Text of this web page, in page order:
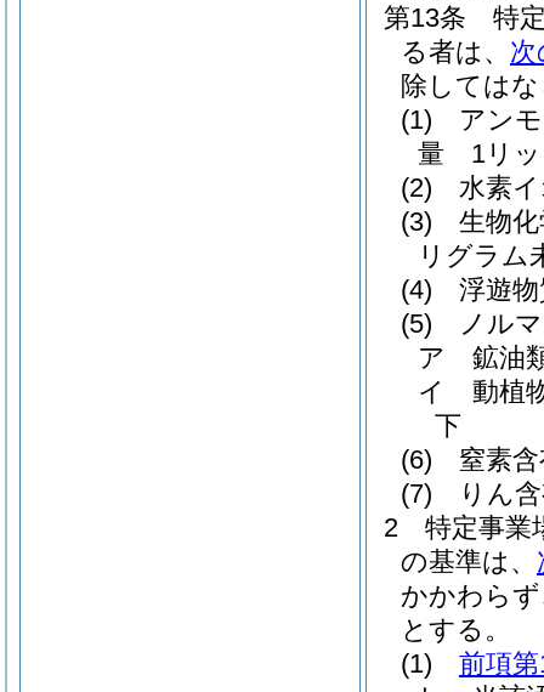
第13条
特
る者は、 次
除しては
(1)
アン
量 1リッ
(2)
水素
(3)
生物
リグラム
(4)
浮遊
(5)
ノル
ア
鉱油
イ
動植
下
(6)
窒素
(7)
りん
2
特定事業
の基準は、
かかわら
とする。
(1)
前項